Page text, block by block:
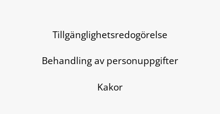
Tillgänglighetsredogörelse
Behandling av personuppgifter
Kakor